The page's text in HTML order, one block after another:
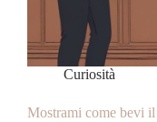
Curiosità
Mostrami come bevi